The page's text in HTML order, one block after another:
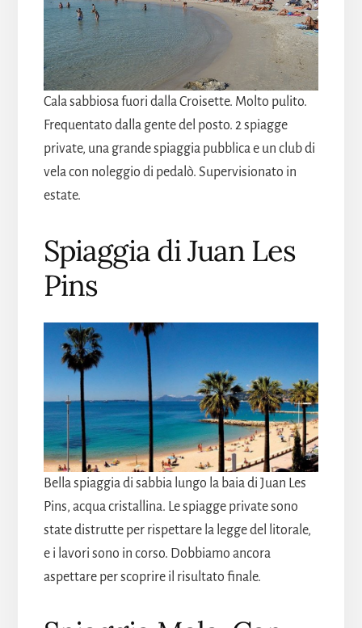
Cala sabbiosa fuori dalla Croisette. Molto pulito.
Frequentato dalla gente del posto. 2 spiagge
private, una grande spiaggia pubblica e un club di
vela con noleggio di pedalò. Supervisionato in
estate.
Spiaggia di Juan Les
Pins
Bella spiaggia di sabbia lungo la baia di Juan Les
Pins, acqua cristallina. Le spiagge private sono
state distrutte per rispettare la legge del litorale,
e i lavori sono in corso. Dobbiamo ancora
aspettare per scoprire il risultato finale.